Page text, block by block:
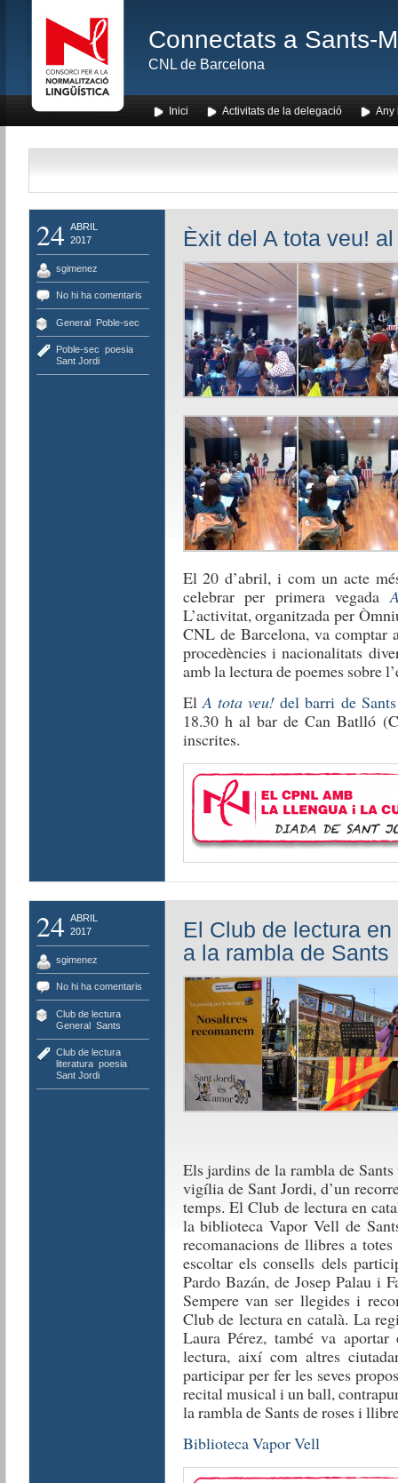
Connectats a Sants-
CNL de Barcelona
Inici Activitats de la delegació Any
24 ABRIL
2017
sgimenez
No hi ha comentaris
General, Poble-sec
Poble-sec poesia,
Sant Jordi
Èxit del A tota veu!
El 20 d’abril, i com un acte
celebrar per primera vegada
L’activitat, organitzada per
CNL de Barcelona, va
procedències i nacionalitats
amb la lectura de poemes sobre
ElA tota veu! del barri de Sants
18.30 h al bar de Can Batlló
inscrites.
24 ABRIL
2017
sgimenez
No hi ha comentaris
Club de lectura,
General, Sants
Club de lectura,
literatura, poesia,
Sant Jordi
El Club de lectura
a la rambla de Sants
Els jardins de la rambla de
vigília de Sant Jordi, d’un
temps. El Club de lectura en
la biblioteca Vapor Vell de
recomanacions de llibres a
escoltar els consells dels
Pardo Bazán, de Josep Palau i
Sempere van ser llegides i
Club de lectura en català. La
Laura Pérez, també va
lectura, així com altres
participar per fer les seves
recital musical i un ball,
la rambla de Sants de roses i
Biblioteca Vapor Vell